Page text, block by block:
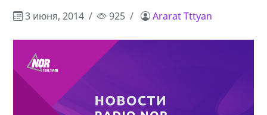
3 июня, 2014 925 Ararat Tttyan